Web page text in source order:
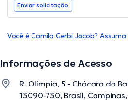
Enviar solicitação
Você é Camila Gerbi Jacob?
Informações de Acesso
R. Olímpia, 5 - Chácara da
13090-730, Brasil,